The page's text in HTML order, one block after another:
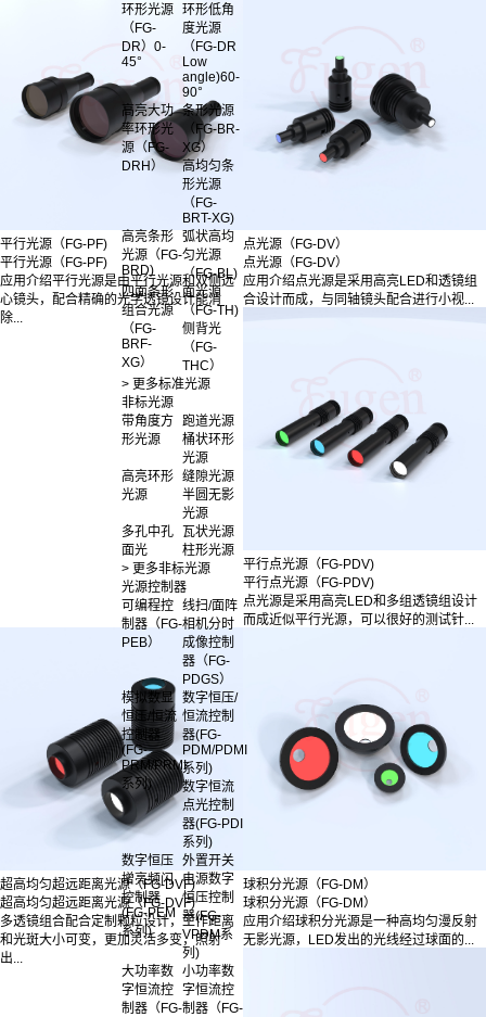
环形光源
（FG-
DR）0-
45°
环形低角
度光源
（FG-DR
Low
angle)60-
90°
高亮大功
率环形光
源（FG-
DRH）
条形光源
（FG-BR-
XG）
高均匀条
形光源
（FG-
BRT-XG)
高亮条形
光源（FG-
BRD)
弧状高均
匀光源
（FG-BL)
四面条形
组合光源
（FG-
BRF-
XG）
面光源
（FG-TH)
侧背光
（FG-
THC）
> 更多标准光源
非标光源
带角度方
形光源
跑道光源
桶状环形
光源
高亮环形
光源
缝隙光源
半圆无影
光源
多孔中孔
面光
瓦状光源
柱形光源
> 更多非标光源
光源控制器
可编程控
制器（FG-
PEB）
线扫/面阵
相机分时
成像控制
器（FG-
PDGS）
模拟数显
恒压/恒流
控制器
(FG-
PRM/PRMI
系列)
数字恒压/
恒流控制
器(FG-
PDM/PDMI
系列)
数字恒流
点光控制
器(FG-PDI
系列)
数字恒压
增亮频闪
控制器
(FG-PEM
系列)
外置开关
电源数字
恒压控制
器(FG-
VPDM系
列)
大功率数
字恒流控
制器（FG-
小功率数
字恒流控
制器（FG-
平行光源（FG-PF)
平行光源（FG-PF)
应用介绍平行光源是由平行光源和双侧远
心镜头，配合精确的光学透镜设计能消
除...
点光源（FG-DV）
点光源（FG-DV）
应用介绍点光源是采用高亮LED和透镜组
合设计而成，与同轴镜头配合进行小视...
平行点光源（FG-PDV)
平行点光源（FG-PDV)
点光源是采用高亮LED和多组透镜组设计
而成近似平行光源，可以很好的测试针...
超高均匀超远距离光源（FG-DVF)
超高均匀超远距离光源（FG-DVF)
多透镜组合配合定制颗粒设计，工作距离
和光斑大小可变，更加灵活多变，照射
出...
球积分光源（FG-DM）
球积分光源（FG-DM）
应用介绍球积分光源是一种高均匀漫反射
无影光源，LED发出的光线经过球面的...